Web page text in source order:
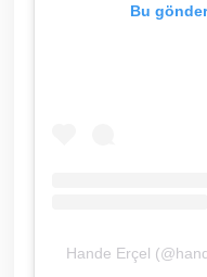
Bu
Hande Erçel